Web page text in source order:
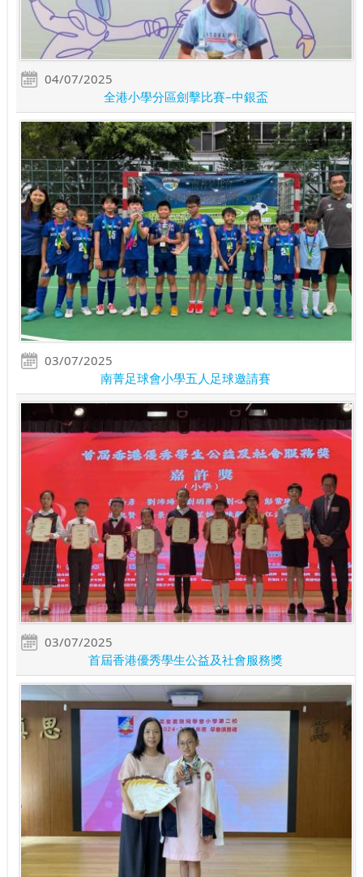
04/07/2025
全港小學分區劍擊比賽–中銀盃
03/07/2025
南菁足球會小學五人足球邀請賽
03/07/2025
首屆香港優秀學生公益及社會服務獎